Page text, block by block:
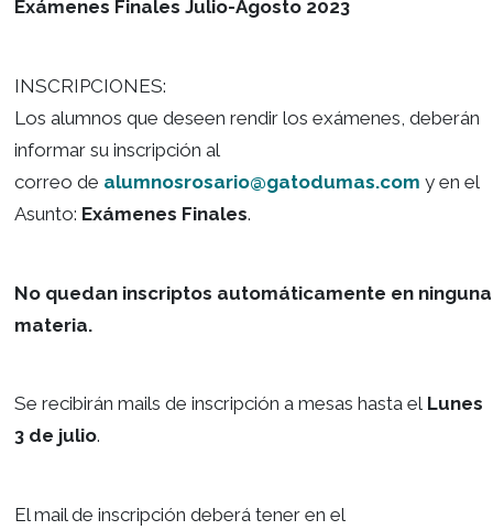
Exámenes Finales Julio-Agosto 2023
INSCRIPCIONES:
Los alumnos que deseen rendir los exámenes,
correo de
Asunto:
No quedan inscriptos automáticamente en